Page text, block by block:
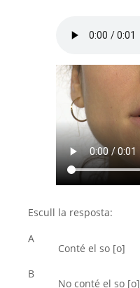
Escull la resposta:
A
Conté el so [o]
B
No conté el so [o]